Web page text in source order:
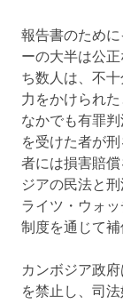
報告書のため
ーの大半は公
ち数人は、不
力をかけられ
なかでも有罪
を受けた者が
者には損害賠
ジアの民法と
ライツ・ウォ
制度を通じて補
カンボジア政
を禁止し、司